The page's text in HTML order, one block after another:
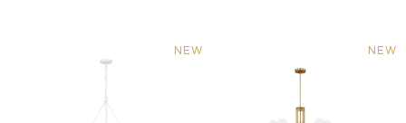
NEW NEW